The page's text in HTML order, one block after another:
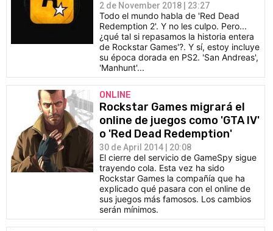
2 de November 2018 | 23:27
Todo el mundo habla de 'Red Dead
Redemption 2'. Y no les culpo. Pero...
¿qué tal si repasamos la historia entera
de Rockstar Games'?. Y sí, estoy incluye
su época dorada en PS2. 'San Andreas',
'Manhunt'...
ONLINE
Rockstar Games migrará el
online de juegos como 'GTA IV'
o 'Red Dead Redemption'
30 de April 2014 | 20:08
El cierre del servicio de GameSpy sigue
trayendo cola. Esta vez ha sido
Rockstar Games la compañía que ha
explicado qué pasara con el online de
sus juegos más famosos. Los cambios
serán mínimos.